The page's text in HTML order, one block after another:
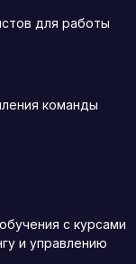
для работы
команды
с курсами
и управлению